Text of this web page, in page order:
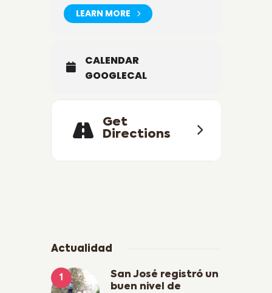
LEARN MORE
CALENDAR
GOOGLECAL
Get
Directions
Actualidad
San José registró un
buen nivel de